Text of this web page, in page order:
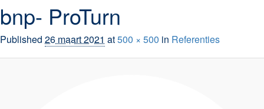
bnp- ProTurn
Published 26 maart 2021 at500 × 500 in Referenties